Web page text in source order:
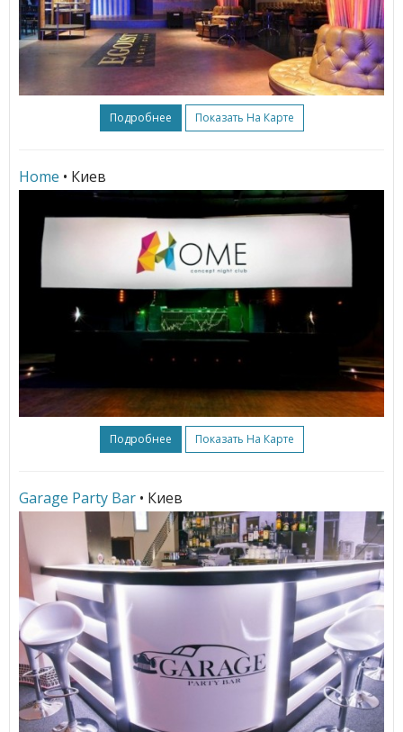
Подробнее Показать На Карте
Home • Киев
Подробнее Показать На Карте
Garage Party Bar • Киев